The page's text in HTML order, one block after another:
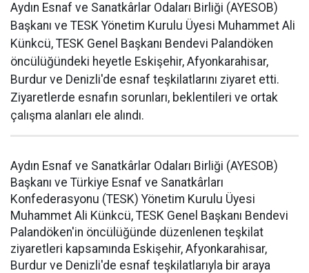
Aydın Esnaf ve Sanatkârlar Odaları Birliği (AYESOB)
Başkanı ve TESK Yönetim Kurulu Üyesi Muhammet Ali
Künkcü, TESK Genel Başkanı Bendevi Palandöken
öncülüğündeki heyetle Eskişehir, Afyonkarahisar,
Burdur ve Denizli'de esnaf teşkilatlarını ziyaret etti.
Ziyaretlerde esnafın sorunları, beklentileri ve ortak
çalışma alanları ele alındı.
Aydın Esnaf ve Sanatkârlar Odaları Birliği (AYESOB)
Başkanı ve Türkiye Esnaf ve Sanatkârları
Konfederasyonu (TESK) Yönetim Kurulu Üyesi
Muhammet Ali Künkcü, TESK Genel Başkanı Bendevi
Palandöken'in öncülüğünde düzenlenen teşkilat
ziyaretleri kapsamında Eskişehir, Afyonkarahisar,
Burdur ve Denizli'de esnaf teşkilatlarıyla bir araya